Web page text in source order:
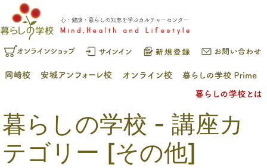
暮らしの学校 - 講座カ
テゴリー [その他]